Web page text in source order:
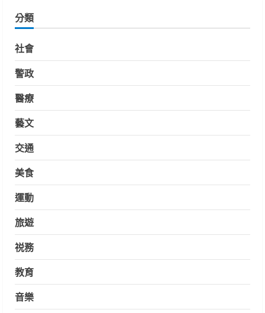
分類
社會
警政
醫療
藝文
交通
美食
運動
旅遊
祱務
教育
音樂